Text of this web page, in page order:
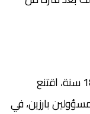
ووفق ما أوردته صحيفة “ليكيب” الفرنسية، فإن بوعدي، البالغ من العمر 18 سنة، اقتنع
بارزين، في